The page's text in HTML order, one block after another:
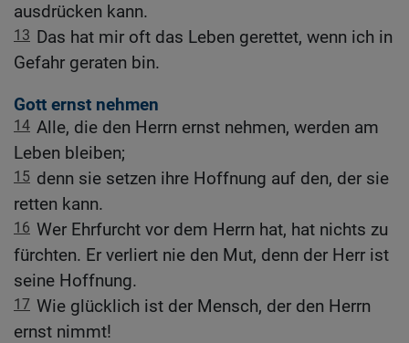
ausdrücken kann.
13 Das hat mir oft das Leben gerettet, wenn ich in
Gefahr geraten bin.
Gott ernst nehmen
14 Alle, die den Herrn ernst nehmen, werden am
Leben bleiben;
15 denn sie setzen ihre Hoffnung auf den, der sie
retten kann.
16 Wer Ehrfurcht vor dem Herrn hat, hat nichts zu
fürchten. Er verliert nie den Mut, denn der Herr ist
seine Hoffnung.
17 Wie glücklich ist der Mensch, der den Herrn
ernst nimmt!